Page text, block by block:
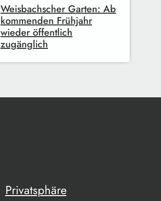
Weisbachscher Garten: Ab
kommenden Frühjahr
wieder öffentlich
zugänglich
Privatsphäre